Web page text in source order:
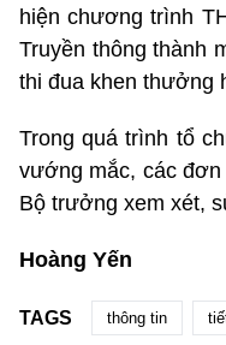
hiện chương trình
Truyền thông thành
thi đua khen thưởng
Trong quá trình tổ
vướng mắc, các
Bộ trưởng xem xét,
Hoàng Yến
TAGS thông tin